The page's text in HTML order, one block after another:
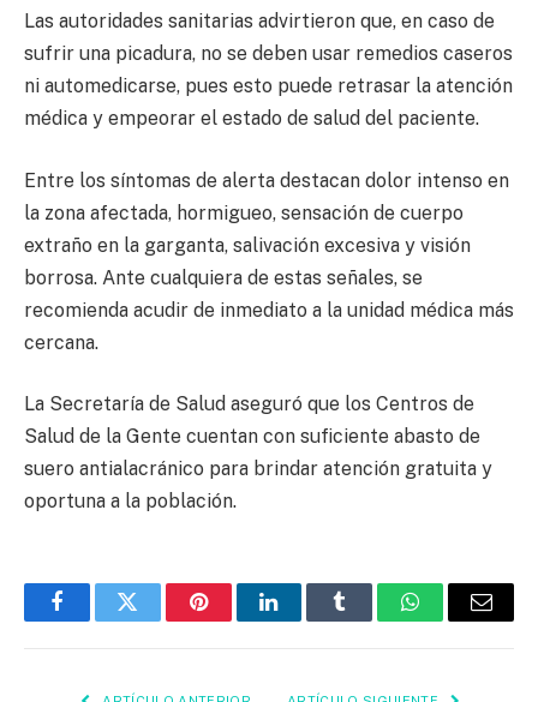
Las autoridades sanitarias advirtieron que, en caso de
sufrir una picadura, no se deben usar remedios caseros
ni automedicarse, pues esto puede retrasar la atención
médica y empeorar el estado de salud del paciente.
Entre los síntomas de alerta destacan dolor intenso en
la zona afectada, hormigueo, sensación de cuerpo
extraño en la garganta, salivación excesiva y visión
borrosa. Ante cualquiera de estas señales, se
recomienda acudir de inmediato a la unidad médica más
cercana.
La Secretaría de Salud aseguró que los Centros de
Salud de la Gente cuentan con suficiente abasto de
suero antialacránico para brindar atención gratuita y
oportuna a la población.
FacebookTwitter PinterestLinkedInTumblr WhatsAppEmail